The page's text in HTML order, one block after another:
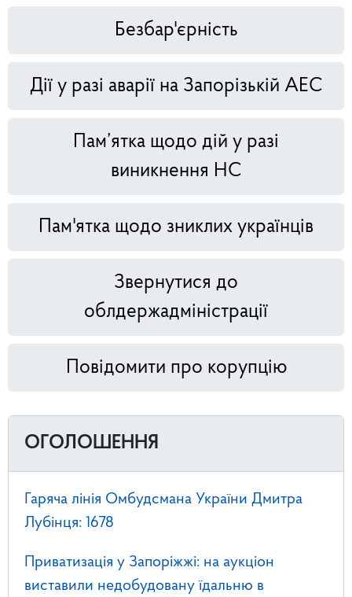
Безбар'єрність
Дії у разі аварії на Запорізькій АЕС
Пам’ятка щодо дій у разі
виникнення НС
Пам'ятка щодо зниклих українців
Звернутися до
облдержадміністрації
Повідомити про корупцію
ОГОЛОШЕННЯ
Гаряча лінія Омбудсмана України Дмитра
Лубінця: 1678
Приватизація у Запоріжжі: на аукціон
виставили недобудовану їдальню в